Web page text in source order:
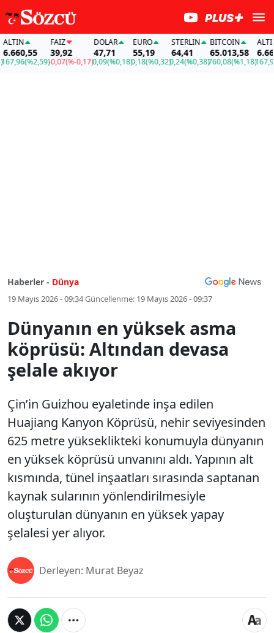
(%2,59)
FAİZ
39,92
-0,07(%-0,17)
DOLAR
47,71
0,09(%0,18)
EURO
55,19
0,18(%0,32)
STERLIN
64,41
0,24(%0,38)
BITCOIN
65.013,58
760,08(%1,18)
ALTIN
167,96
Haberler - Dünya
19 Mayıs 2026 - 09:34Güncellenme: 19 Mayıs 2026 - 09:37
Dünyanın en yüksek asma
köprüsü: Altından devasa
şelale akıyor
Çin’in Guizhou eyaletinde inşa edilen
Huajiang Kanyon Köprüsü, nehir seviyesinden
625 metre yükseklikteki konumuyla dünyanın
en yüksek köprüsü unvanını aldı. Yapının alt
kısmında, tünel inşaatları sırasında saptanan
kaynak sularının yönlendirilmesiyle
oluşturulan dünyanın en yüksek yapay
şelalesi yer alıyor.
Derleyen: Murat Beyaz